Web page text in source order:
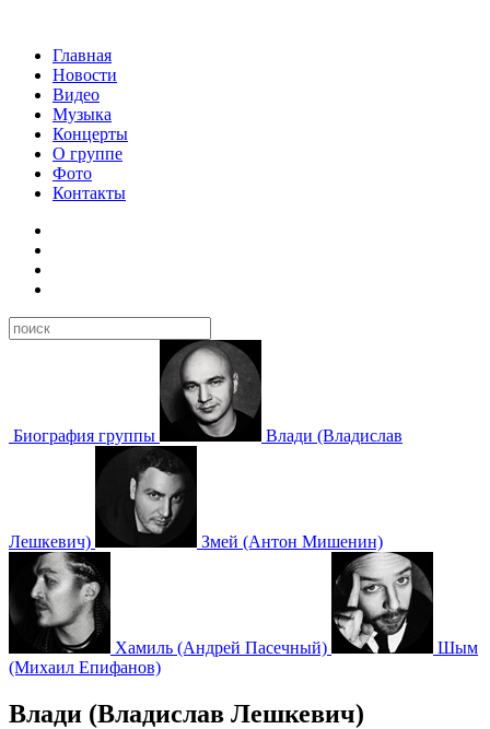
Главная
Новости
Видео
Музыка
Концерты
О группе
Фото
Контакты
Биография группы Влади (Владислав
Лешкевич) Змей (Антон Мишенин)
Хамиль (Андрей Пасечный)
Шым
(Михаил Епифанов)
Влади (Владислав Лешкевич)